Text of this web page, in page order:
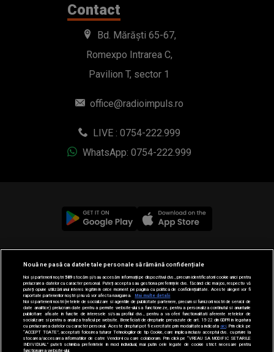
Contact
Bd. Mărăști 65-67,
Romexpo Intrarea C,
Pavilion T, sector 1
office@radioimpuls.ro
LIVE : 0754-222.999
WhatsApp: 0754-222.999
© 2019-2026 DOGAN MEDIA INTERNATIONAL SA, Toate
drepturile rezervate.
Nouă ne pasă ca datele tale personale să rămână confidențiale
Noi și partenerii noștri589stocăm și/sau accesăm informații pe dispozitivul dvs., precum identificatorii cookie unici pentru
prelucrarea datelor cu caracter personal. Puteți accepta sau gestiona preferințele dvs. făcând clic mai jos, respectiv vă
puteți opune utilizării unui interes legitim în orice moment pe pagina cu politica de confidențialitate. Aceste alegeri vor fi
raportate partenerilor noștri și nu vă vor afecta navigarea.
Mai multe detalii
Noi si partenerii nostri (retelele de socializare si agentiile de publicitate partenere, precum si furnizorii nostri de servicii de
date analitice) prelucram date pentru a permite website-ului sa functioneze, pentru a personaliza continutul si anunturile
publicitare afisate in functie de interesele si/sau profilul dvs., pentru a va oferi functionalitati aferente retelelor de
socializare si pentru a analiza traficul pe website. Beneficiati de drepturile prevazute de art. 15-22 din GDPR in legatura
cu prelucrarea datelor cu caracter personal. Aceste drepturi pot fi exercitate prin modalitatea indicataaici . Prin click pe
“ACCEPT TOATE”, acceptati folosirea tuturor Tehnologiilor de tip Cookie, care implica inclusiv acceptul dvs. cu privire la
stocarea/accesarea informatiilor de catre Vendor-ii cu care colaboram. Prin click pe “VREAU SA MODIFIC SETARILE
INDIVIDUAL” puteti schimba preferintele in mod individual, mai putin cele legate de cookie strict necesare pentru
functionarea website-ului.